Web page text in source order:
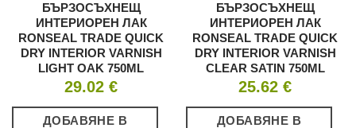
БЪРЗОСЪХНЕЩ
ИНТЕРИОРЕН ЛАК
RONSEAL TRADE QUICK
DRY INTERIOR VARNISH
LIGHT OAK 750ML
29.02 €
ДОБАВЯНЕ В
БЪРЗОСЪХНЕЩ
ИНТЕРИОРЕН ЛАК
RONSEAL TRADE QUICK
DRY INTERIOR VARNISH
CLEAR SATIN 750ML
25.62 €
ДОБАВЯНЕ В